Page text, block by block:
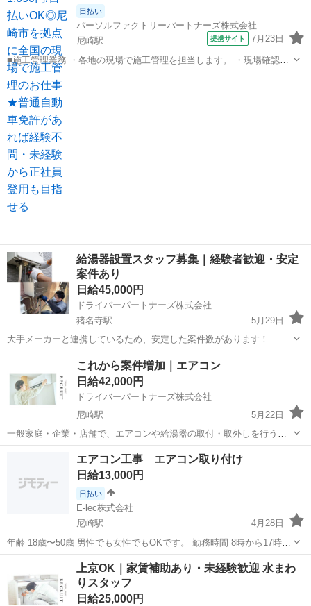
日払い
パーソルファクトリーパートナーズ株式会社
尼崎駅
提携サイト 7月23日
■施工管理業務 ・各地の現場で施工管理を担当します。 ・現場確認や
進捗報告、荷受けなどを行います。 ・未経験OK!普通自動車免許があ
ればすぐに始められます。 ※北海道から沖縄まで、全国各地へ出張し
ます。 ★紹介予定派遣の求...
兵庫 尼崎市
給湯器設置スタッフ募集｜経験者歓迎・安定
案件あり
日給45,000円
ドライバーパートナーズ株式会社
猪名寺駅
5月29日
大手メーカーと連携しているため、安定した案件数があります！
━━━━━━━━━━━━━━ ◎仕事内容
━━━━━━━━━━━━━━ ガス給湯器・電気給湯器の 取付・交
換・撤去を行うお仕事です。 ・1日1〜5件の施工 （...
猪名寺駅 その他
これから案件増加｜エアコン
日給42,000円
ドライバーパートナーズ株式会社
尼崎駅
5月22日
一般家庭・企業・店舗で、エアコンや給湯器の取付・取外しを行う業
務です。 大手家電量販店との契約により、年間を通じて安定した案件
数を確保しています。 閑散期はリフォーム関連案件もあり、安定的に
稼げる環境です。 【勤務地】 全...
尼崎駅 その他 出来高制
エアコン工事 エアコン取り付け
日給13,000円
日払い
E-lec株式会社
尼崎駅
4月28日
年齢 18歳〜50歳 男性でも女性でもOKです。 勤務時間 8時から17時
残業の場合は残業手当がつきます。 ※現場により変動あり ①時給
1500円〜 ②日当13000円〜 ※研修有り。 能力により日当は変動しま
す。 ...
尼崎駅 その他 給料日
上京OK｜家賃補助あり・未経験歓迎 水まわ
りスタッフ
日給25,000円